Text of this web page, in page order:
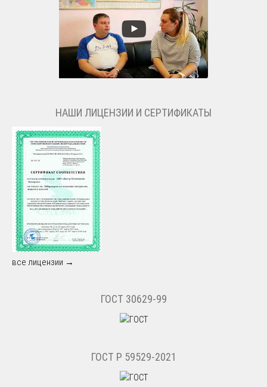
НАШИ ЛИЦЕНЗИИ И СЕРТИФИКАТЫ
все лицензии →
ГОСТ 30629-99
ГОСТ Р 59529-2021